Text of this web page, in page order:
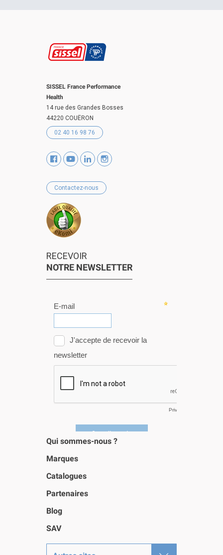
SISSEL France Performance
Health
14 rue des Grandes Bosses
44220 COUËRON
02 40 16 98 76
Contactez-nous
RECEVOIR
NOTRE NEWSLETTER
Qui sommes-nous ?
Marques
Catalogues
Partenaires
Blog
SAV